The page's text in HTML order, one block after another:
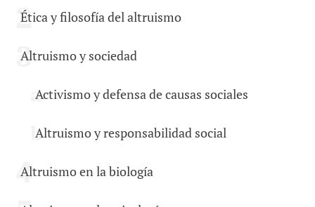
Ética y filosofía del altruismo
Altruismo y sociedad
Activismo y defensa de causas sociales
Altruismo y responsabilidad social
Altruismo en la biología